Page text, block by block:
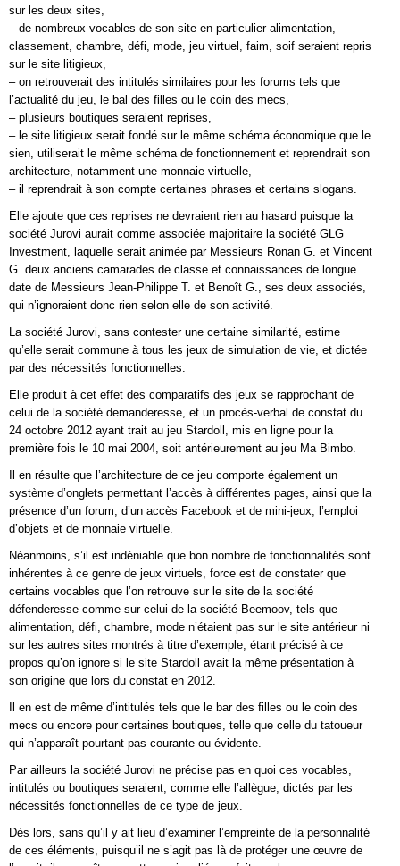
sur les deux sites,
– de nombreux vocables de son site en particulier alimentation,
classement, chambre, défi, mode, jeu virtuel, faim, soif seraient repris
sur le site litigieux,
– on retrouverait des intitulés similaires pour les forums tels que
l’actualité du jeu, le bal des filles ou le coin des mecs,
– plusieurs boutiques seraient reprises,
– le site litigieux serait fondé sur le même schéma économique que le
sien, utiliserait le même schéma de fonctionnement et reprendrait son
architecture, notamment une monnaie virtuelle,
– il reprendrait à son compte certaines phrases et certains slogans.
Elle ajoute que ces reprises ne devraient rien au hasard puisque la
société Jurovi aurait comme associée majoritaire la société GLG
Investment, laquelle serait animée par Messieurs Ronan G. et Vincent
G. deux anciens camarades de classe et connaissances de longue
date de Messieurs Jean-Philippe T. et Benoît G., ses deux associés,
qui n’ignoraient donc rien selon elle de son activité.
La société Jurovi, sans contester une certaine similarité, estime
qu’elle serait commune à tous les jeux de simulation de vie, et dictée
par des nécessités fonctionnelles.
Elle produit à cet effet des comparatifs des jeux se rapprochant de
celui de la société demanderesse, et un procès-verbal de constat du
24 octobre 2012 ayant trait au jeu Stardoll, mis en ligne pour la
première fois le 10 mai 2004, soit antérieurement au jeu Ma Bimbo.
Il en résulte que l’architecture de ce jeu comporte également un
système d’onglets permettant l’accès à différentes pages, ainsi que la
présence d’un forum, d’un accès Facebook et de mini-jeux, l’emploi
d’objets et de monnaie virtuelle.
Néanmoins, s’il est indéniable que bon nombre de fonctionnalités sont
inhérentes à ce genre de jeux virtuels, force est de constater que
certains vocables que l’on retrouve sur le site de la société
défenderesse comme sur celui de la société Beemoov, tels que
alimentation, défi, chambre, mode n’étaient pas sur le site antérieur ni
sur les autres sites montrés à titre d’exemple, étant précisé à ce
propos qu’on ignore si le site Stardoll avait la même présentation à
son origine que lors du constat en 2012.
Il en est de même d’intitulés tels que le bar des filles ou le coin des
mecs ou encore pour certaines boutiques, telle que celle du tatoueur
qui n’apparaît pourtant pas courante ou évidente.
Par ailleurs la société Jurovi ne précise pas en quoi ces vocables,
intitulés ou boutiques seraient, comme elle l’allègue, dictés par les
nécessités fonctionnelles de ce type de jeux.
Dès lors, sans qu’il y ait lieu d’examiner l’empreinte de la personnalité
de ces éléments, puisqu’il ne s’agit pas là de protéger une œuvre de